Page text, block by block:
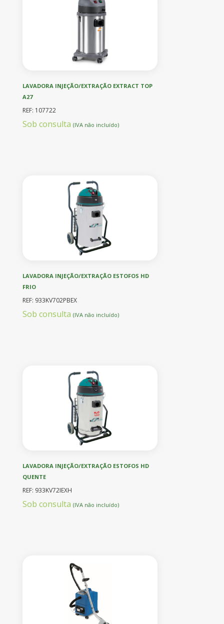
LAVADORA INJEÇÃO/EXTRAÇÃO EXTRACT TOP
A27
REF: 107722
Sob consulta (IVA não incluído)
LAVADORA INJEÇÃO/EXTRAÇÃO ESTOFOS HD
FRIO
REF: 933KV702PBEX
Sob consulta (IVA não incluído)
LAVADORA INJEÇÃO/EXTRAÇÃO ESTOFOS HD
QUENTE
REF: 933KV72IEXH
Sob consulta (IVA não incluído)